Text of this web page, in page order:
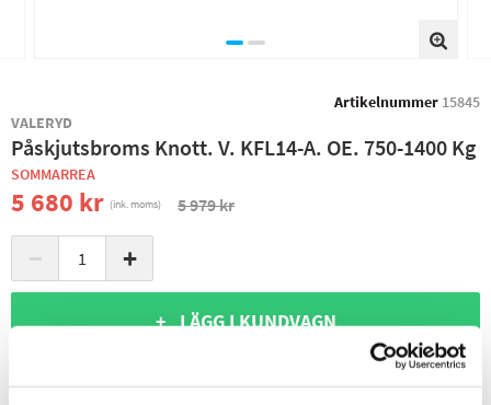
Artikelnummer 15845
VALERYD
Påskjutsbroms Knott. V. KFL14-A. OE. 750-1400 Kg
SOMMARREA
5 680 kr (ink. moms) 5 979 kr
− +
+ LÄGG I KUNDVAGN
Skickas inom 4-6 Arbetsdagar